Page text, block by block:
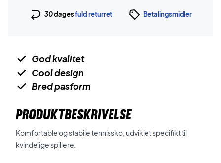
30 dagesfuld returret Betalingsmidler
God kvalitet
Cool design
Bred pasform
PRODUKTBESKRIVELSE
Komfortable og stabile tennissko, udviklet specifikt til
kvindelige spillere.